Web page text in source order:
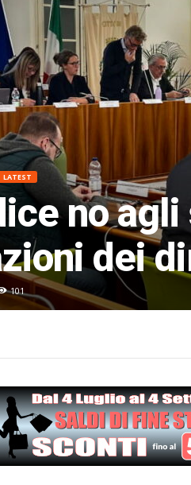
LATEST
no
dei
101